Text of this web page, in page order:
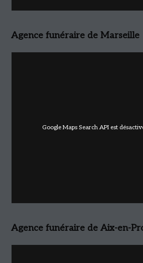
Agence funéraire de Marseille
Google Maps Search API est
Agence funéraire de Aix-en-